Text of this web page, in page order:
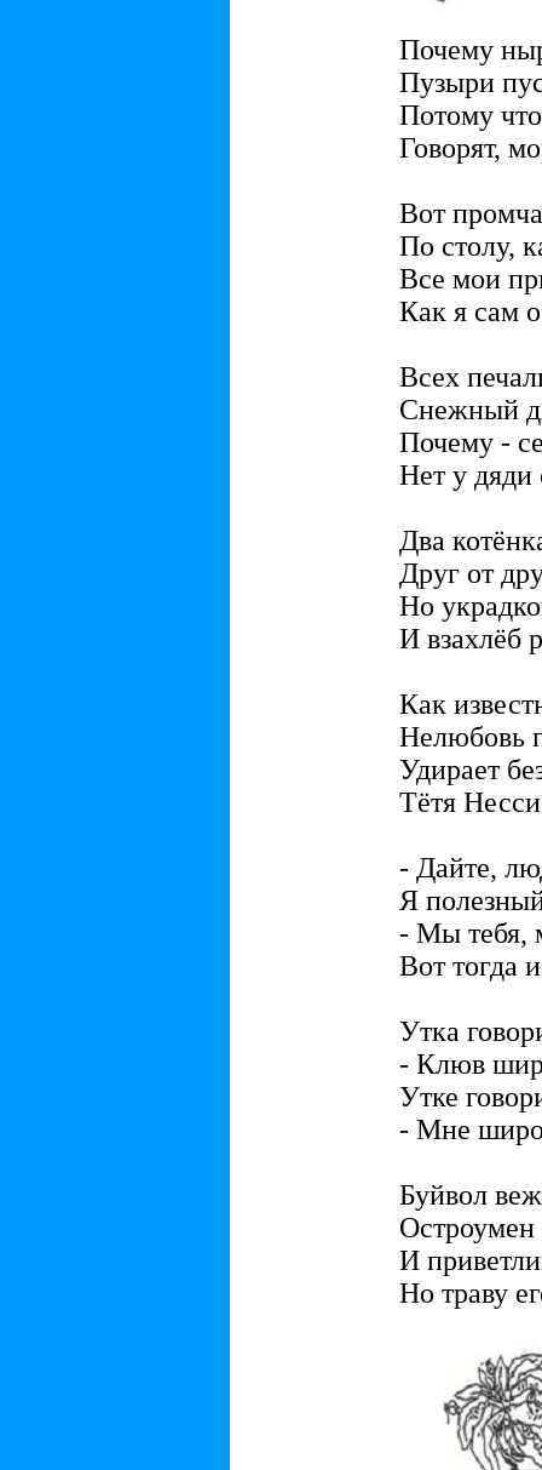
Почему
Пузыри
Потому
Говорят,
Вот
По столу,
Все мои
Как я сам
Всех
Снежный
Почему -
Нет у дяди
Два
Друг от
Но
И взахлёб
Как
Нелюбовь
Удирает
Тётя
- Дайте,
Я
- Мы тебя,
Вот тогда
Утка
- Клюв
Утке
- Мне
Буйвол
И
Но траву